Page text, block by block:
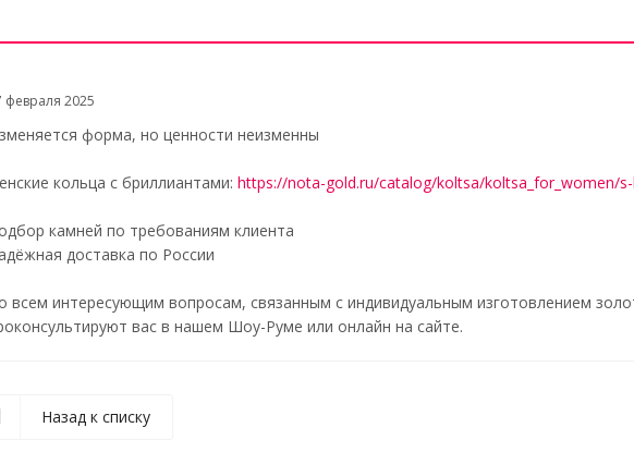
февраля 2025
форма, но ценности неизменны
кольца с бриллиантами: https://nota-gold.ru/catalog/koltsa/koltsa_for_women/
камней по требованиям клиента
доставка по России
всем интересующим вопросам, связанным с индивидуальным изготовлением
вас в нашем Шоу-Руме или онлайн на сайте.
Назад к списку